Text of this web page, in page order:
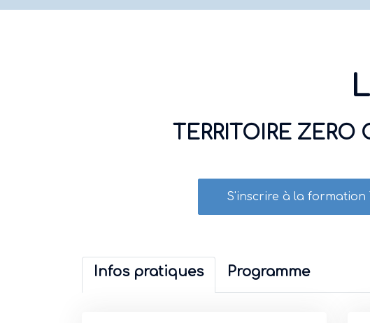
TERRITOIRE
S'inscrire à la formation
Infos pratiques Programme